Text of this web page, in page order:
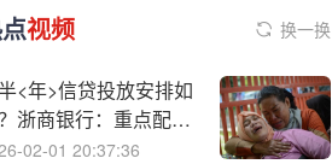
视频 换一换
<年>信贷投放安排如
浙商银行：重点配置
住房按揭、项目贷
02-01 20:37:36